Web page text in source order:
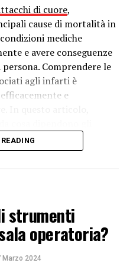
le alternative
di cuore,
cause di mortalità in
mediche
e avere conseguenze
Comprendere le
agli infarti è
e
i fattori di
flusso sanguigno verso
spesso a causa
coronarie. Le
includono:
strumenti
operatoria?
Marzo 2024